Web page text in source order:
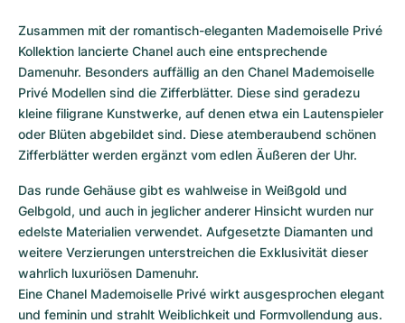
Zusammen mit der romantisch-eleganten Mademoiselle Privé
Kollektion lancierte Chanel auch eine entsprechende
Damenuhr. Besonders auffällig an den Chanel Mademoiselle
Privé Modellen sind die Zifferblätter. Diese sind geradezu
kleine filigrane Kunstwerke, auf denen etwa ein Lautenspieler
oder Blüten abgebildet sind. Diese atemberaubend schönen
Zifferblätter werden ergänzt vom edlen Äußeren der Uhr.
Das runde Gehäuse gibt es wahlweise in Weißgold und
Gelbgold, und auch in jeglicher anderer Hinsicht wurden nur
edelste Materialien verwendet. Aufgesetzte Diamanten und
weitere Verzierungen unterstreichen die Exklusivität dieser
wahrlich luxuriösen Damenuhr.
Eine Chanel Mademoiselle Privé wirkt ausgesprochen elegant
und feminin und strahlt Weiblichkeit und Formvollendung aus.